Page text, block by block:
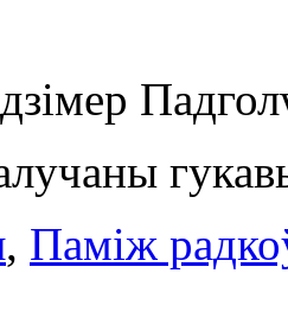
Падгол
, Паміж